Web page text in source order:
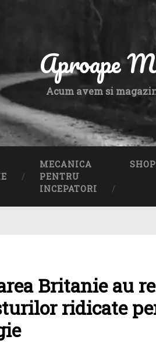
Aproape
Acum avem si
MECANICA
PENTRU
INCEPATORI
SHOP
Britanie au
ridicate